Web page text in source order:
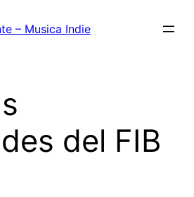
– Musica Indie
del FIB